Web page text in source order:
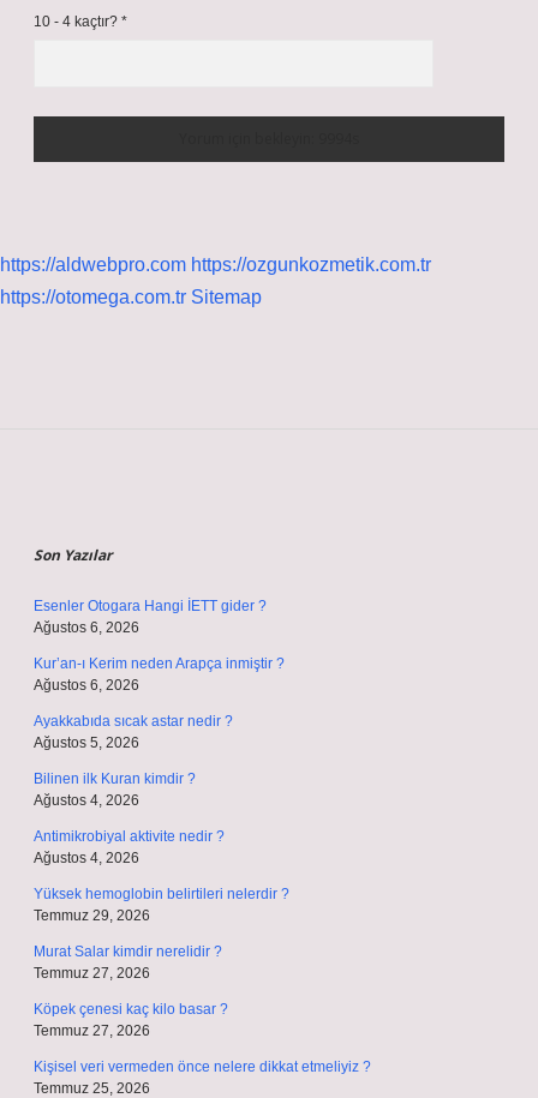
10 - 4 kaçtır? *
https://aldwebpro.com https://ozgunkozmetik.com.tr
https://otomega.com.tr Sitemap
Son Yazılar
Esenler Otogara Hangi İETT gider ?
Ağustos 6, 2026
Kur’an-ı Kerim neden Arapça inmiştir ?
Ağustos 6, 2026
Ayakkabıda sıcak astar nedir ?
Ağustos 5, 2026
Bilinen ilk Kuran kimdir ?
Ağustos 4, 2026
Antimikrobiyal aktivite nedir ?
Ağustos 4, 2026
Yüksek hemoglobin belirtileri nelerdir ?
Temmuz 29, 2026
Murat Salar kimdir nerelidir ?
Temmuz 27, 2026
Köpek çenesi kaç kilo basar ?
Temmuz 27, 2026
Kişisel veri vermeden önce nelere dikkat etmeliyiz ?
Temmuz 25, 2026